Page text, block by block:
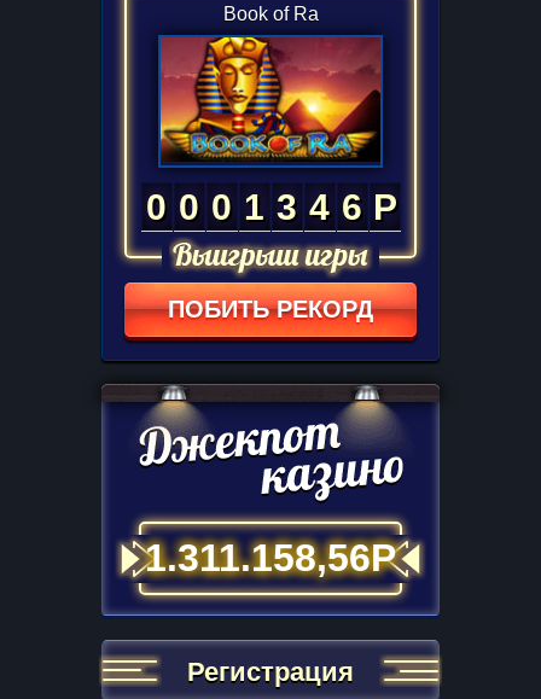
Book of Ra
0 0 0 1 3 4 6 Р
ПОБИТЬ РЕКОРД
1.311.158,56Р
Регистрация